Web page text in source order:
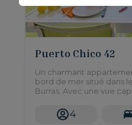
Puerto Chico 42
Un charmant
bord de mer situé dans
Burras. Avec une vue
pour les petites familles
détente au bord de
4